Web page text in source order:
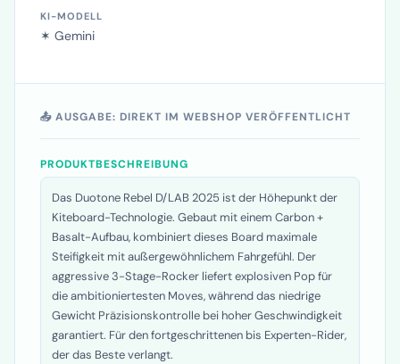
KI-MODELL
📤 AUSGABE: DIREKT IM WEBSHOP VERÖFFENTLICHT
PRODUKTBESCHREIBUNG
Das Duotone Rebel D/LAB 2025 ist der Höhepunkt der
Kiteboard-Technologie. Gebaut mit einem Carbon +
Basalt-Aufbau, kombiniert dieses Board maximale
Steifigkeit mit außergewöhnlichem Fahrgefühl. Der
aggressive 3-Stage-Rocker liefert explosiven Pop für
die ambitioniertesten Moves, während das niedrige
Gewicht Präzisionskontrolle bei hoher Geschwindigkeit
garantiert. Für den fortgeschrittenen bis Experten-Rider,